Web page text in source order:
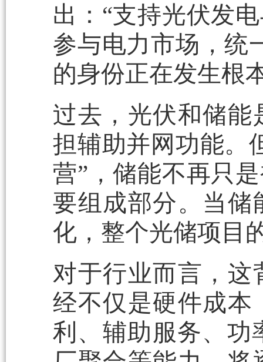
出：“支持光伏发
参与电力市场，统
的身份正在发生根
过去，光伏和储能
担辅助并网功能。
营”，储能不再只
要组成部分。当储
化，整个光储项目
对于行业而言，这
经不仅是硬件成本
利、辅助服务、功